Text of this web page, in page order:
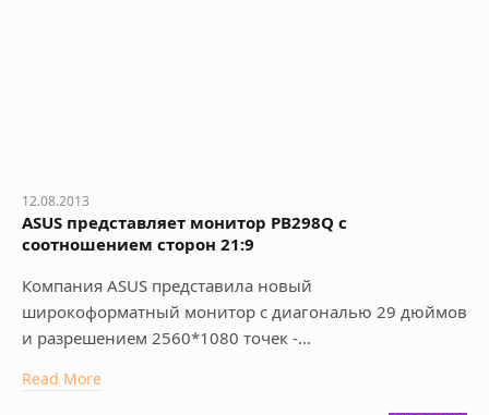
12.08.2013
ASUS представляет монитор PB298Q с
соотношением сторон 21:9
Компания ASUS представила новый
широкоформатный монитор с диагональю 29 дюймов
и разрешением 2560*1080 точек -…
Read More